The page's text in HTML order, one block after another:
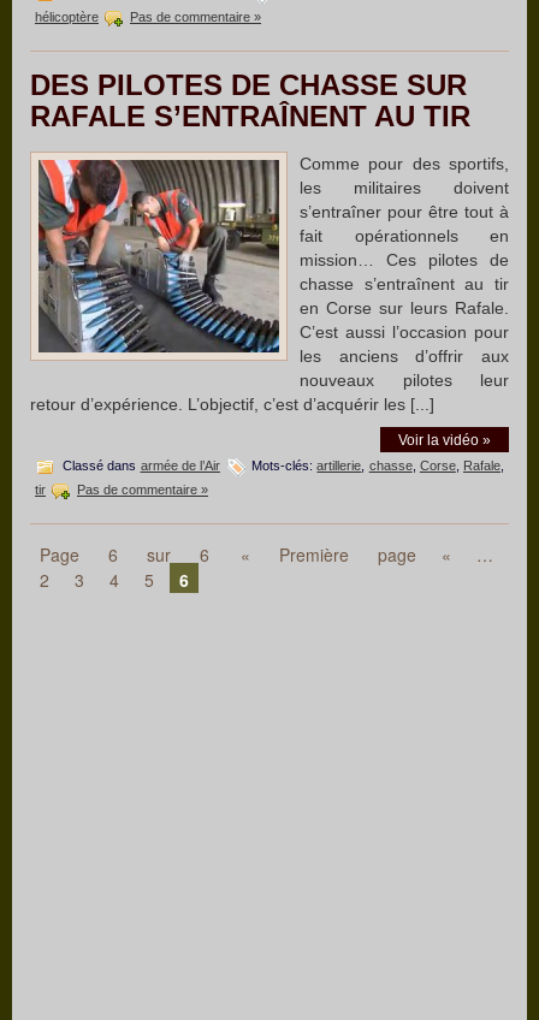
hélicoptère Pas de commentaire »
DES PILOTES DE CHASSE SUR
RAFALE S’ENTRAÎNENT AU TIR
Comme pour des sportifs,
les militaires doivent
s’entraîner pour être tout à
fait opérationnels en
mission… Ces pilotes de
chasse s’entraînent au tir
en Corse sur leurs Rafale.
C’est aussi l’occasion pour
les anciens d’offrir aux
nouveaux pilotes leur
retour d’expérience. L’objectif, c’est d’acquérir les [...]
Voir la vidéo »
Classé dans armée de l’Air Mots-clés:artillerie chasse, Corse, Rafale
tir
Pas de commentaire »
Page 6 sur 6 « Première page «
…
2
3 4 5 6